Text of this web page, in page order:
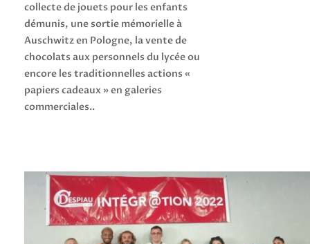
collecte de jouets pour les enfants
démunis, une sortie mémorielle à
Auschwitz en Pologne, la vente de
chocolats aux personnels du lycée ou
encore les traditionnelles actions «
papiers cadeaux » en galeries
commerciales..